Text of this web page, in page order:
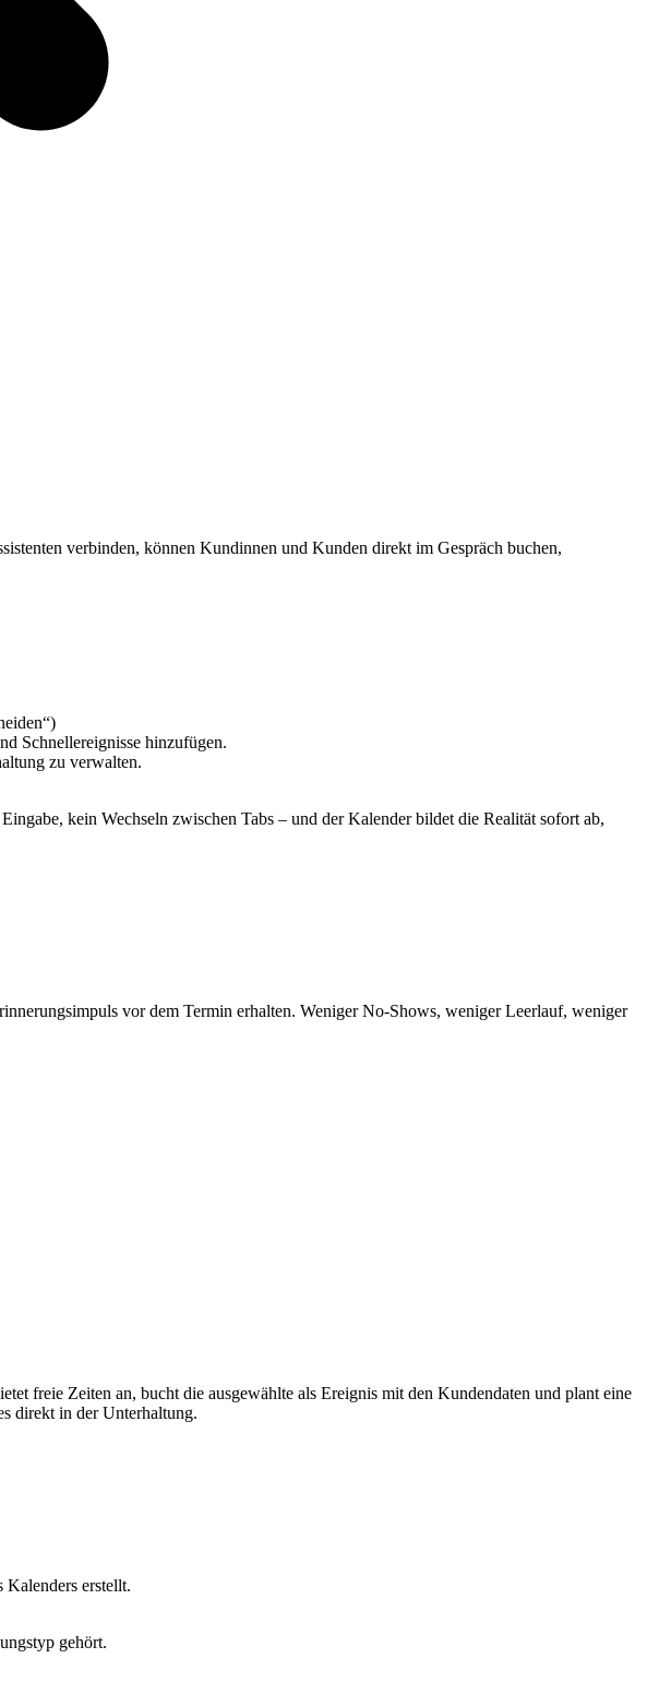
verbinden, können Kundinnen und Kunden direkt im Gespräch buchen,
zu verwalten.
kein Wechseln zwischen Tabs – und der Kalender bildet die Realität sofort ab,
vor dem Termin erhalten. Weniger No-Shows, weniger Leerlauf, weniger
freie Zeiten an, bucht die ausgewählte als Ereignis mit den Kundendaten und plant eine
direkt in der Unterhaltung.
Kalenders erstellt.
gehört.